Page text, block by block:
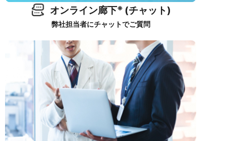
オンライン廊下※ (チャット)
弊社担当者にチャットでご質問